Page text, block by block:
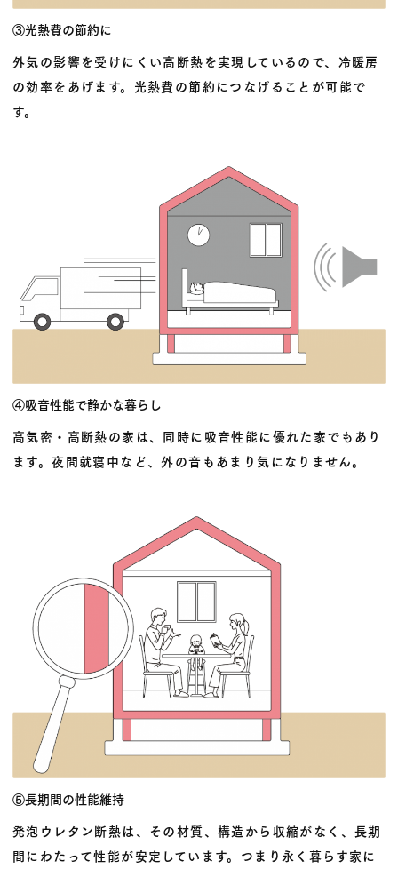
③光熱費の節約に
外気の影響を受けにくい高断熱を実現しているので、冷暖房
の効率をあげます。光熱費の節約につなげることが可能で
す。
④吸音性能で静かな暮らし
高気密・高断熱の家は、同時に吸音性能に優れた家でもあり
ます。夜間就寝中など、外の音もあまり気になりません。
⑤長期間の性能維持
発泡ウレタン断熱は、その材質、構造から収縮がなく、長期
間にわたって性能が安定しています。つまり永く暮らす家に